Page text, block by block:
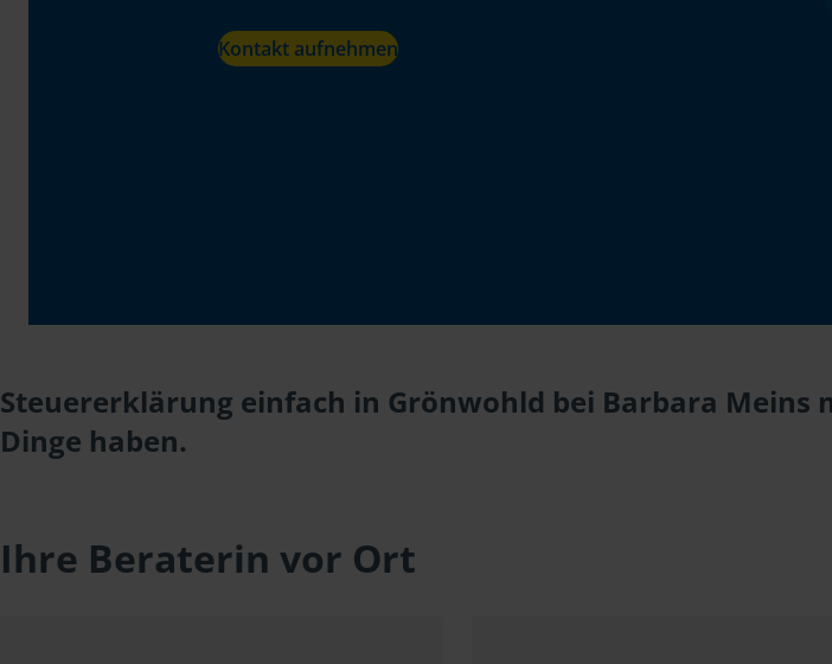
Kontakt aufnehmen
Steuererklärung einfach in Grönwohld bei Barbara Meins
Dinge haben.
Ihre Beraterin vor Ort